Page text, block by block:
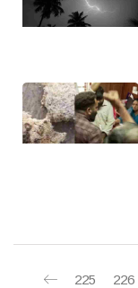
225 226